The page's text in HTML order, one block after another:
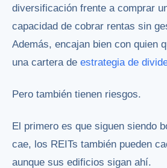
diversificación frente a comprar
capacidad de cobrar rentas sin
Además, encajan bien con quien
una cartera de estrategia de
Pero también tienen riesgos.
El primero es que siguen siendo
cae, los REITs también pueden
aunque sus edificios sigan ahí.